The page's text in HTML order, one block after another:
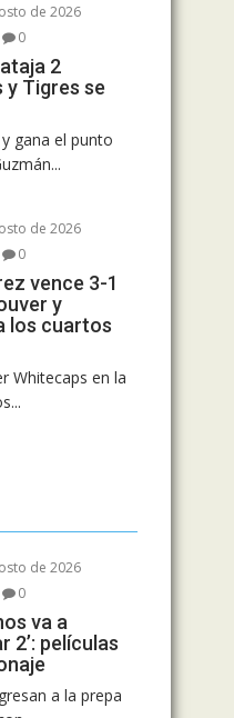
de 2026
0
2
y Tigres se
gana el punto
de 2026
0
vence 3-1
y
los cuartos
Whitecaps en la
de 2026
0
va a
2’: películas
a la prepa